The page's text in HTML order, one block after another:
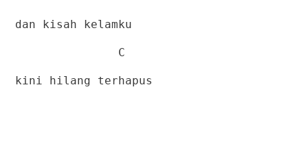
dan kisah kelamku
C
kini hilang terhapus